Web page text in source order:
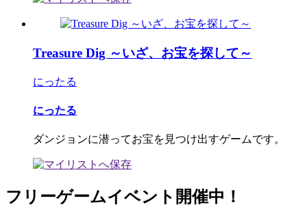
Treasure Dig ～いざ、お宝を探して～
にったる
にったる
ダンジョンに潜ってお宝を見つけ出すゲームです。
フリーゲームイベント開催中！